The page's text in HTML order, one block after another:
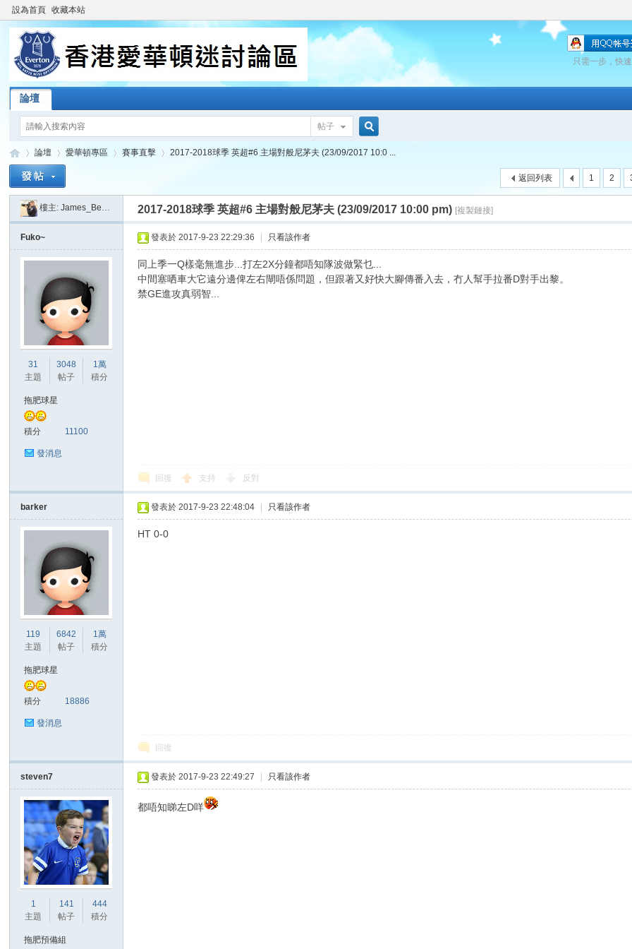
設為首頁 收藏本站
只需一步，快
論壇
帖子
搜
索
愛
»
論壇
›
愛華頓專區
›
賽事直擊
›
2017-2018球季 英超#6 主場對般尼茅夫 (23/09/2017 10:0 ...
1 2
返回列表
樓主:James_Beatkit 2017-2018球季 英超#6 主場對般尼茅夫 (23/09/2017 10:00 pm) [複製鏈接]
Fuko~
31
主題
3048
帖子
1萬
積分
拖肥球星
積分 11100
發消息
發表於 2017-9-23 22:29:36 只看該作者
同上季一Q樣毫無進步...打左2X分鐘都唔知隊波做緊乜...
中間塞哂車大它遠分邊俾左右閘唔係問題，但跟著又好快大腳傳番入去，冇人幫手拉番D對手出黎。
禁GE進攻真弱智...
回復 支持 反對
barker
119
主題
6842
帖子
1萬
積分
拖肥球星
積分 18886
發消息
發表於 2017-9-23 22:48:04 只看該作者
HT 0-0
回復
steven7
1
主題
141
帖子
444
積分
拖肥預備組
發表於 2017-9-23 22:49:27 只看該作者
都唔知睇左D咩